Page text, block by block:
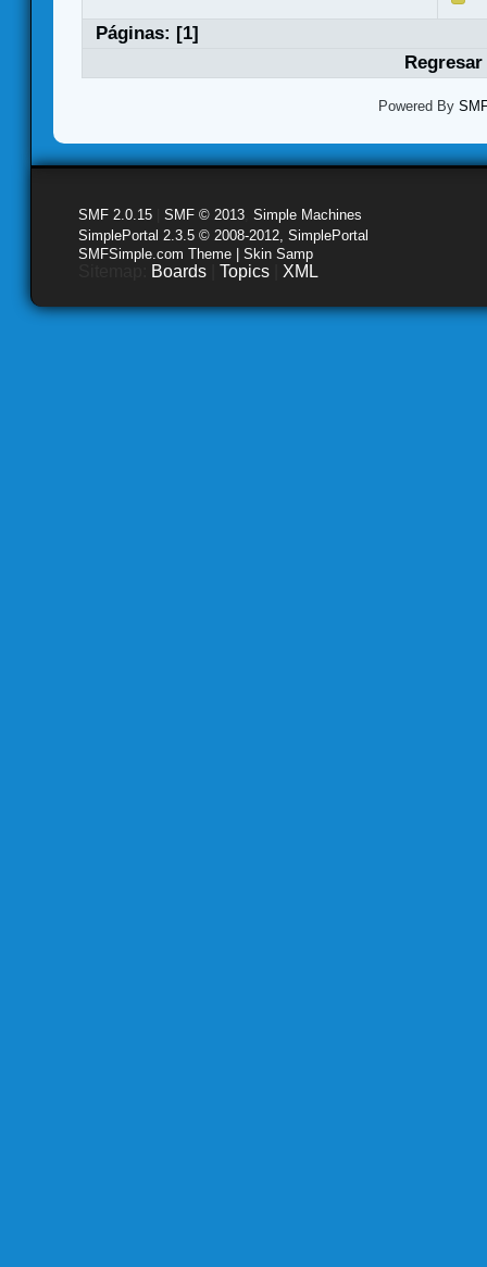
Páginas: [1]
Powered By
SMF 2.0.15 SMF © 2013 Simple Machines
SimplePortal 2.3.5 © 2008-2012, SimplePortal
SMFSimple.com Theme | Skin Samp
Boards Topics XML